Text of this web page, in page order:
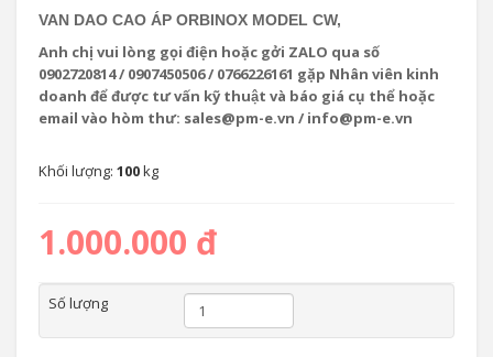
VAN DAO CAO ÁP ORBINOX MODEL CW,
Anh chị vui lòng gọi điện hoặc gởi ZALO qua số
0902720814 / 0907450506 / 0766226161 gặp Nhân viên kinh
doanh để được tư vấn kỹ thuật và báo giá cụ thể hoặc
email vào hòm thư: sales@pm-e.vn / info@pm-e.vn
Khối lượng: 100kg
1.000.000 đ
Số lượng